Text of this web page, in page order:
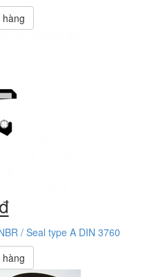
/ Seal type A DIN 3760